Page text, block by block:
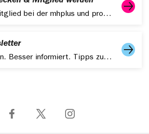
Werden Sie Mitglied bei der mhplus und profitieren Sie von starken Leistungen, digitalen Services und attraktiven Zusatzangeboten.
Gesund bleiben. Besser informiert. Tipps zu Gesundheit, Fitness und aktuelle Themen – kompakt in Ihrem Postfach.